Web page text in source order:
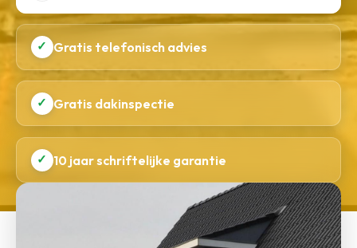
✓ Gratis telefonisch advies
✓ Gratis dakinspectie
✓ 10 jaar schriftelijke garantie